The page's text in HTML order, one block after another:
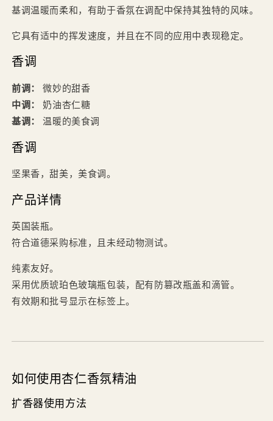
基调温暖而柔和，有助于香氛在调配中保持其独特的风味。
它具有适中的挥发速度，并且在不同的应用中表现稳定。
香调
前调：
微妙的甜香
中调：
奶油杏仁糖
基调：
温暖的美食调
香调
坚果香，甜美，美食调。
产品详情
英国装瓶。
符合道德采购标准，且未经动物测试。
纯素友好。
采用优质琥珀色玻璃瓶包装，配有防篡改瓶盖和滴管。
有效期和批号显示在标签上。
如何使用杏仁香氛精油
扩香器使用方法